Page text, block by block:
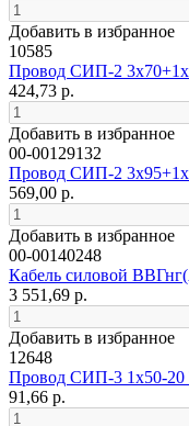
Добавить в избранное
10585
Провод СИП-2
424,73 р.
Добавить в избранное
00-00129132
Провод СИП-2
569,00 р.
Добавить в избранное
00-00140248
Кабель силовой
3 551,69 р.
Добавить в избранное
12648
Провод СИП-3 1х50-
91,66 р.